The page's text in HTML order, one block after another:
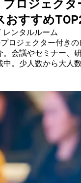
プロジェク
おすすめ
レンタルルーム
ロジェクター付き
。会議やセミナー、
中。少人数から大人